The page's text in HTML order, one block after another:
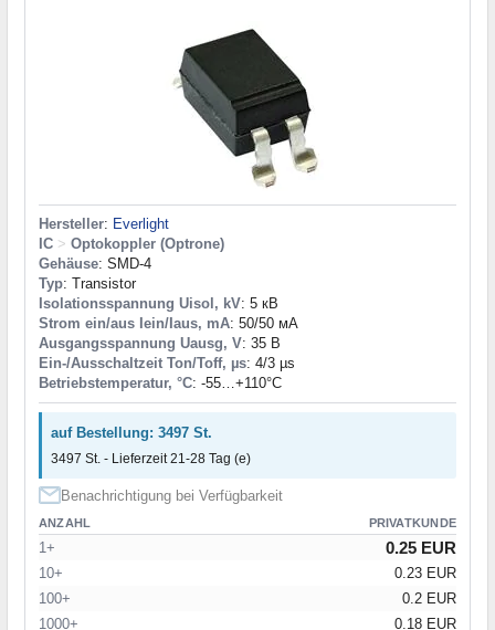
Hersteller: Everlight
IC > Optokoppler (Optrone)
Gehäuse: SMD-4
Typ: Transistor
Isolationsspannung Uisol, kV: 5 кВ
Strom ein/aus Iein/Iaus, mA: 50/50 мА
Ausgangsspannung Uausg, V: 35 В
Ein-/Ausschaltzeit Ton/Toff, µs: 4/3 µs
Betriebstemperatur, °C: -55…+110°С
auf Bestellung: 3497 St.
3497 St. - Lieferzeit 21-28 Tag (e)
Benachrichtigung bei Verfügbarkeit
ANZAHL PRIVATKUNDE
1+ 0.25 EUR
10+
0.23 EUR
100+
0.2 EUR
1000+
0.18 EUR